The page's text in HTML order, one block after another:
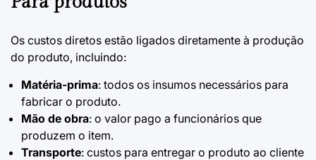
Os custos diretos estão ligados diretamente à produção
do produto, incluindo:
Matéria-prima: todos os insumos necessários para
fabricar o produto.
Mão de obra: o valor pago a funcionários que
produzem o item.
Transporte: custos para entregar o produto ao cliente